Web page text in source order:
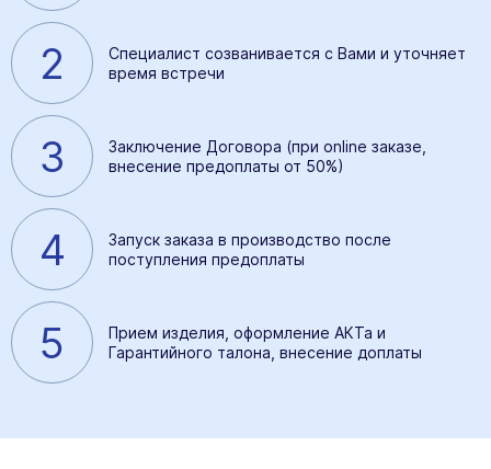
2
Специалист созванивается с Вами и уточняет
время встречи
3
Заключение Договора (при online заказе,
внесение предоплаты от 50%)
4
Запуск заказа в производство после
поступления предоплаты
5
Прием изделия, оформление АКТа и
Гарантийного талона, внесение доплаты